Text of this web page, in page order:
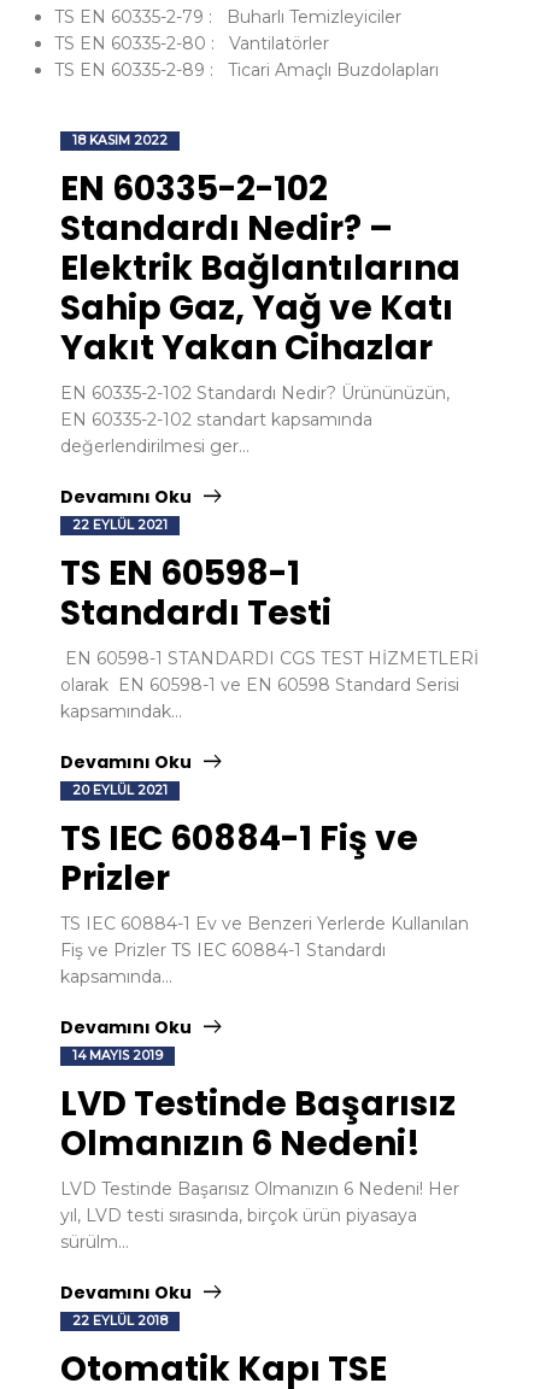
TS EN 60335-2-79 : Buharlı Temizleyiciler
TS EN 60335-2-80 : Vantilatörler
TS EN 60335-2-89 : Ticari Amaçlı Buzdolapları
18 KASIM 2022
EN 60335-2-102
Standardı Nedir? –
Elektrik Bağlantılarına
Sahip Gaz, Yağ ve Katı
Yakıt Yakan Cihazlar
EN 60335-2-102 Standardı Nedir? Ürününüzün,
EN 60335-2-102 standart kapsamında
değerlendirilmesi ger...
Devamını Oku
22 EYLÜL 2021
TS EN 60598-1
Standardı Testi
EN 60598-1 STANDARDI CGS TEST HİZMETLERİ
olarak EN 60598-1 ve EN 60598 Standard Serisi
kapsamındak...
Devamını Oku
20 EYLÜL 2021
TS IEC 60884-1 Fiş ve
Prizler
TS IEC 60884-1 Ev ve Benzeri Yerlerde Kullanılan
Fiş ve Prizler TS IEC 60884-1 Standardı
kapsamında...
Devamını Oku
14 MAYIS 2019
LVD Testinde Başarısız
Olmanızın 6 Nedeni!
LVD Testinde Başarısız Olmanızın 6 Nedeni! Her
yıl, LVD testi sırasında, birçok ürün piyasaya
sürülm...
Devamını Oku
22 EYLÜL 2018
Otomatik Kapı TSE